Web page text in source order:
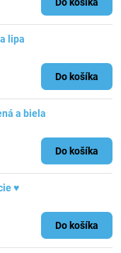
lipa
Do košíka
a biela
Do košíka
♥
Do košíka